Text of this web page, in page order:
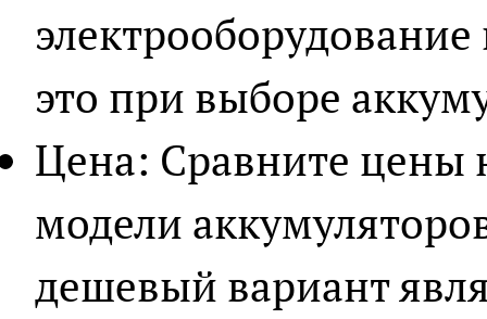
это при выборе
Цена: Сравните цены
модели
дешевый вариант